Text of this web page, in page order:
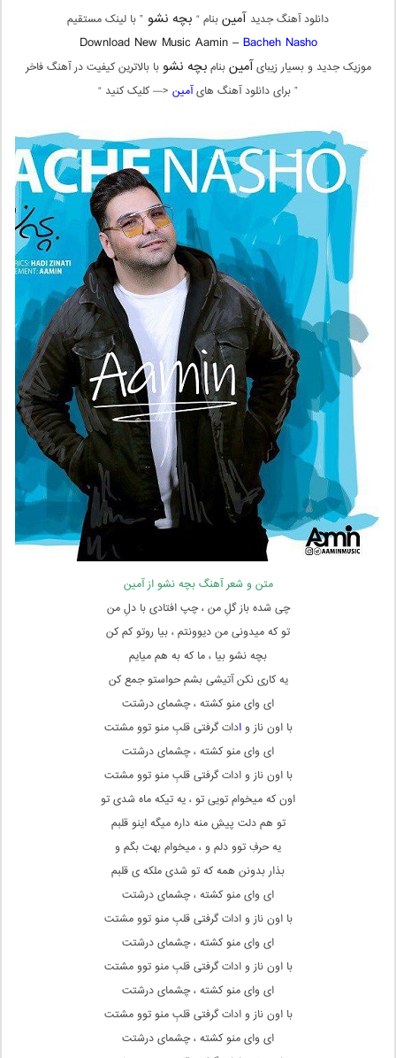
دانلود آهنگ جدید آمینبنام “ بچه نشو ” با لینک مستقیم
Download New Music Aamin –Bacheh Nasho
موزیک جدید و بسیار زیبای آمینبنامبچه نشوبا بالاترین کیفیت در آهنگ فاخر
” برای دانلود آهنگ هایآمین <— کلیک کنید “
متن و شعر آهنگ بچه نشو از آمین
چی شده باز گلِ من ، چپ افتادی با دلِ من
تو که میدونی من دیوونتم ، بیا روتو کم کن
بچه نشو بیا ، ما که به هم میایم
یه کاری نکن آتیشی بشم حواستو جمع کن
ای وای منو کشته ، چشمای درشتت
با اون ناز وادات گرفتی قلبِ منو توو مشتت
ای وای منو کشته ، چشمای درشتت
با اون ناز و ادات گرفتی قلبِ منو توو مشتت
اون که میخوام تویی تو ، یه تیکه ماه شدی تو
تو هم دلت پیشِ منه داره میگه اینو قلبم
یه حرفِ توو دلم و ، میخوام بهت بگم و
بذار بدونن همه که تو شدی ملکه ی قلبم
ای وای منو کشته ، چشمای درشتت
با اون ناز و ادات گرفتی قلبِ منو توو مشتت
ای وای منو کشته ، چشمای درشتت
با اون ناز و ادات گرفتی قلبِ منو توو مشتت
ای وای منو کشته ، چشمای درشتت
با اون ناز و ادات گرفتی قلبِ منو توو مشتت
ای وای منو کشته ، چشمای درشتت